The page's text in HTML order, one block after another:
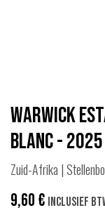
Warwick
Blanc - 2025
Zuid-Afrika |
9,60€ Inclusief